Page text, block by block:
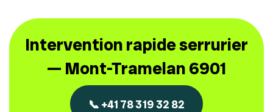
Intervention rapide serrurier
— Mont-Tramelan 6901
📞 +41 78 319 32 82